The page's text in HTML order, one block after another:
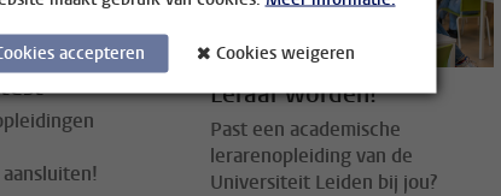
Leraar worden?
Past een academische
lerarenopleiding van de
Universiteit Leiden bij jou?
accepteren Cookies weigeren